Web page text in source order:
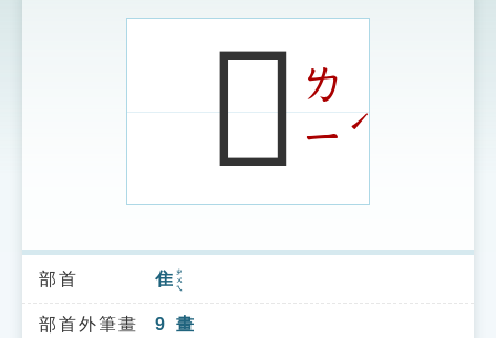
索引選單
知識索引
示
𩀌ㄌ
ㄧˊ
部首 隹 ㄓㄨㄟ
部首外筆畫 9 畫